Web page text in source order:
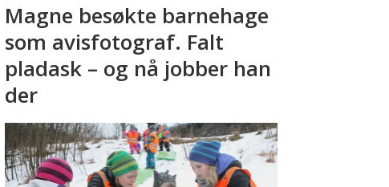
Magne besøkte barnehage
som avisfotograf. Falt
pladask – og nå jobber han
der